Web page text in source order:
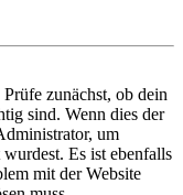
zunächst, ob dein
sind. Wenn dies der
um
Es ist ebenfalls
mit der Website